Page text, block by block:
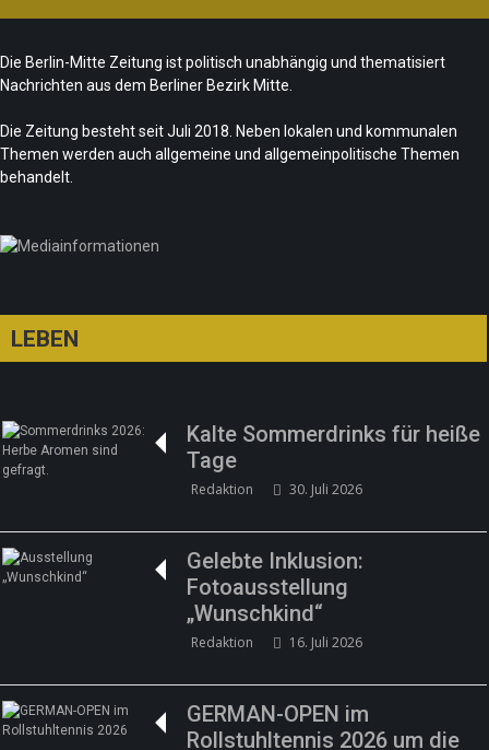
in Berlin – die neue
18. Juni 2026
Die Berlin-Mitte Zeitung ist politisch unabhängig und thematisiert
Nachrichten aus dem Berliner Bezirk Mitte.
Die Zeitung besteht seit Juli 2018. Neben lokalen und kommunalen
Themen werden auch allgemeine und allgemeinpolitische Themen
behandelt.
LEBEN
Kalte Sommerdrinks für heiße
Tage
Redaktion 30. Juli 2026
Gelebte Inklusion:
Fotoausstellung
„Wunschkind“
Redaktion 16. Juli 2026
GERMAN-OPEN im
Rollstuhltennis 2026 um die